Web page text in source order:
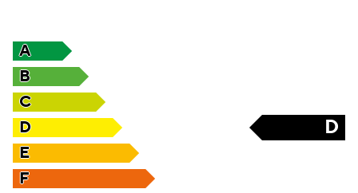
A
B
C
D
D
E
F